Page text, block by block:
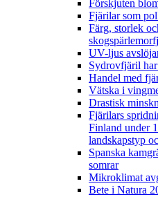
Förskjuten
Fjärilar som
Färg, storlek
UV-ljus
Sydrovfjäril
Handel med
Vätska i
Drastisk
Fjärilars
Finland under
landskapstyp
Spanska
somrar
Mikroklimat
Bete i Natura